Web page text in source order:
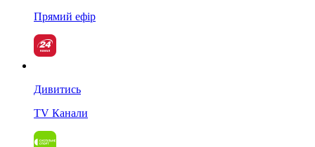
Прямий ефір
Дивитись
TV Канали